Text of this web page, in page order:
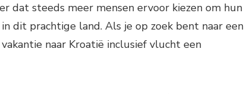
dat steeds meer mensen ervoor kiezen om hun
dit prachtige land. Als je op zoek bent naar een
naar Kroatië inclusief vlucht een